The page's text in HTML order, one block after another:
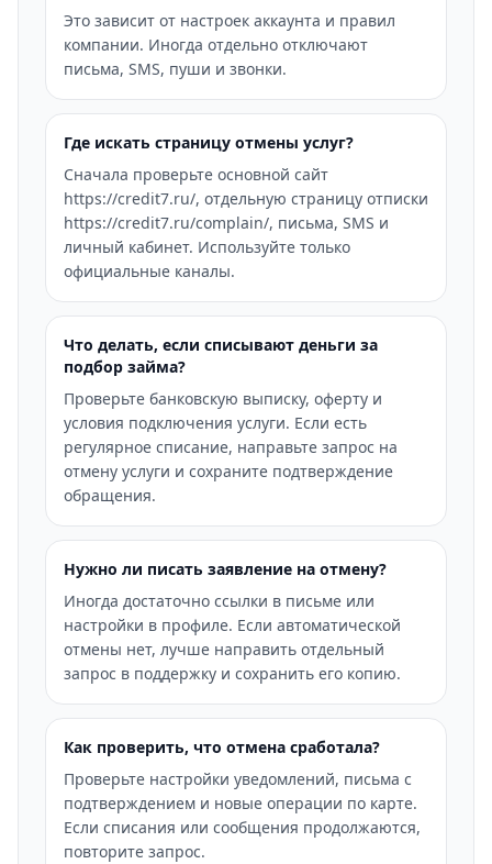
Это зависит от настроек аккаунта и правил
компании. Иногда отдельно отключают
письма, SMS, пуши и звонки.
Где искать страницу отмены услуг?
Сначала проверьте основной сайт
https://credit7.ru/, отдельную страницу отписки
https://credit7.ru/complain/, письма, SMS и
личный кабинет. Используйте только
официальные каналы.
Что делать, если списывают деньги за
подбор займа?
Проверьте банковскую выписку, оферту и
условия подключения услуги. Если есть
регулярное списание, направьте запрос на
отмену услуги и сохраните подтверждение
обращения.
Нужно ли писать заявление на отмену?
Иногда достаточно ссылки в письме или
настройки в профиле. Если автоматической
отмены нет, лучше направить отдельный
запрос в поддержку и сохранить его копию.
Как проверить, что отмена сработала?
Проверьте настройки уведомлений, письма с
подтверждением и новые операции по карте.
Если списания или сообщения продолжаются,
повторите запрос.